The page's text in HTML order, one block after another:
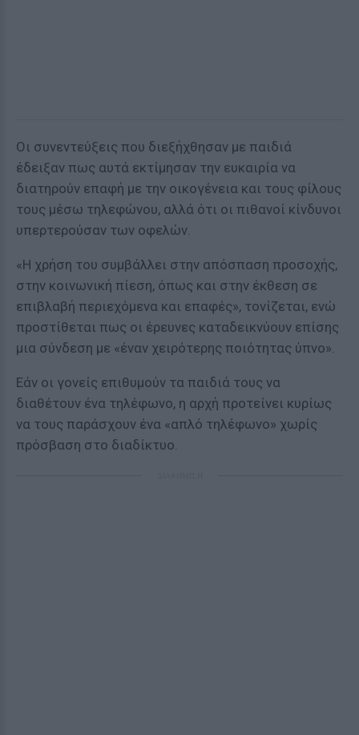
Οι συνεντεύξεις που διεξήχθησαν με παιδιά
έδειξαν πως αυτά εκτίμησαν την ευκαιρία να
διατηρούν επαφή με την οικογένεια και τους φίλους
τους μέσω τηλεφώνου, αλλά ότι οι πιθανοί κίνδυνοι
υπερτερούσαν των οφελών.
«Η χρήση του συμβάλλει στην απόσπαση προσοχής,
στην κοινωνική πίεση, όπως και στην έκθεση σε
επιβλαβή περιεχόμενα και επαφές», τονίζεται, ενώ
προστίθεται πως οι έρευνες καταδεικνύουν επίσης
μια σύνδεση με «έναν χειρότερης ποιότητας ύπνο».
Εάν οι γονείς επιθυμούν τα παιδιά τους να
διαθέτουν ένα τηλέφωνο, η αρχή προτείνει κυρίως
να τους παράσχουν ένα «απλό τηλέφωνο» χωρίς
πρόσβαση στο διαδίκτυο.